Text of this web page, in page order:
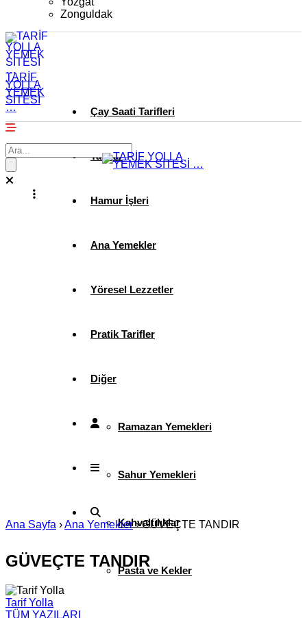
Zonguldak
TARİF
YOLLA
YEMEK
SİTESİ
… Çay Saati Tarifleri
Tatlılar
Hamur İşleri
Ana Yemekler
Yöresel Lezzetler
Pratik Tarifler
Diğer
Ramazan Yemekleri
Sahur Yemekleri
Kahvaltılıklar
Pasta ve Kekler
Ana Sayfa ›Ana Yemekler›GÜVEÇTE TANDIR
GÜVEÇTE TANDIR
Tarif Yolla
TÜM YAZILARI